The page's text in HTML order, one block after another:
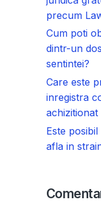
precum
Cum poti
dintr-un
sentintei?
Care este
inregistra
achizitionat
Este
afla in